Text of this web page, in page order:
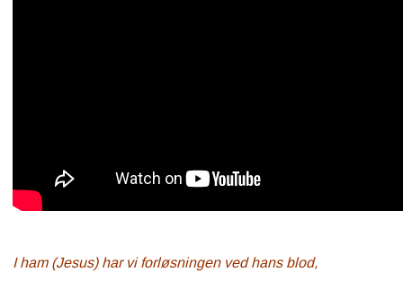
I ham (Jesus) har vi forløsningen ved hans blod,